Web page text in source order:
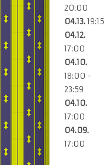
20:00
04.13.19:15
04.12.
17:00
04.10.
18:00 -
23:59
04.10.
17:00
04.09.
17:00